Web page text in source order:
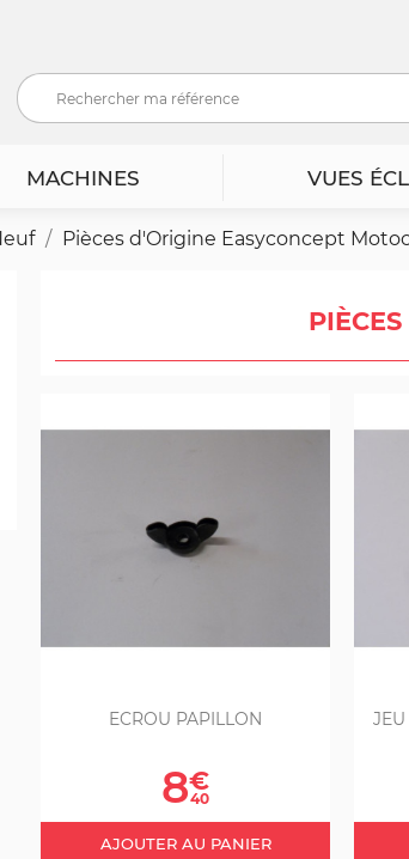
MACHINES VUES
Pièces d'Origine Easyconcept
ECROU PAPILLON
Prix
8€
40
AJOUTER AU PANIER